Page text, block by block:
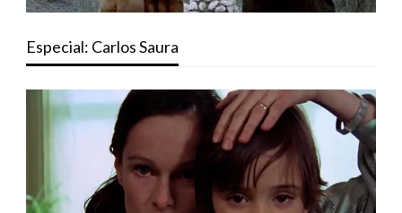
Especial: Carlos Saura